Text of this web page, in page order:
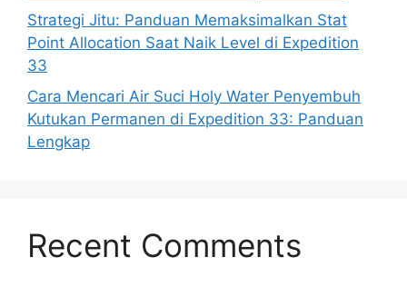
Strategi Jitu: Panduan Memaksimalkan Stat
Point Allocation Saat Naik Level di Expedition
33
Cara Mencari Air Suci Holy Water Penyembuh
Kutukan Permanen di Expedition 33: Panduan
Lengkap
Recent Comments